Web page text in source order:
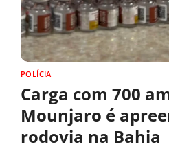
POLÍCIA
Carga com 700
Mounjaro é
rodovia na Bahia